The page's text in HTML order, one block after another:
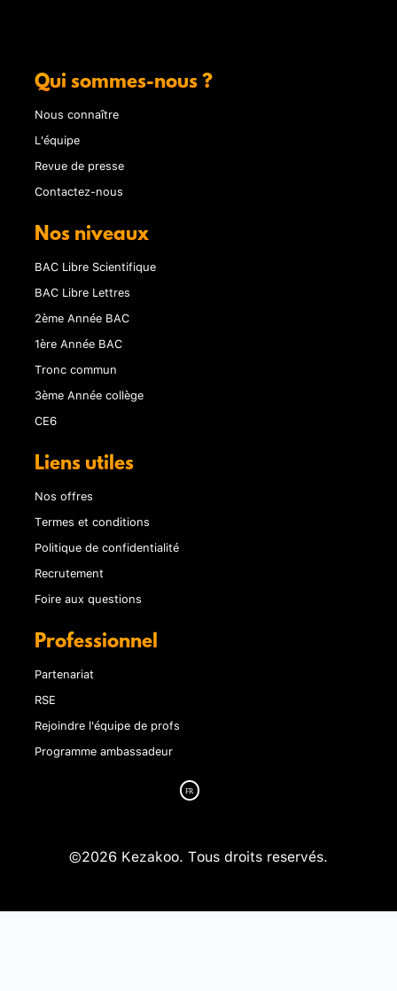
Qui sommes-nous ?
Nous connaître
L'équipe
Revue de presse
Contactez-nous
Nos niveaux
BAC Libre Scientifique
BAC Libre Lettres
2ème Année BAC
1ère Année BAC
Tronc commun
3ème Année collège
CE6
Liens utiles
Nos offres
Termes et conditions
Politique de confidentialité
Recrutement
Foire aux questions
Professionnel
Partenariat
RSE
Rejoindre l'équipe de profs
Programme ambassadeur
©2026 Kezakoo. Tous droits reservés.